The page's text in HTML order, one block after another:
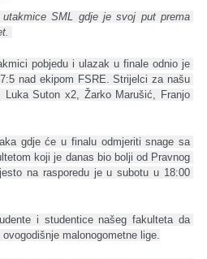
utakmice SML gdje je svoj put prema
pobjedu i ulazak u finale odnio je
nad ekipom FSRE. Strijelci za našu
Suton x2, Žarko Marušić, Franjo
gdje će u finalu odmjeriti snage sa
koji je danas bio bolji od Pravnog
na rasporedu je u subotu u 18:00
i studentice našeg fakulteta da
malonogometne lige.